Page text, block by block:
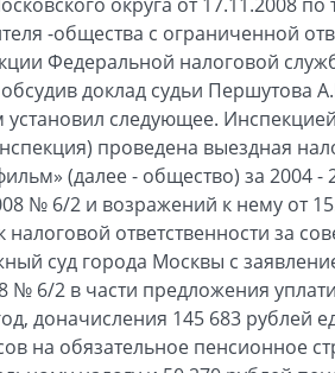
-общества с ограниченной
Федеральной налоговой
доклад судьи Першутова
следующее.
проведена выездная
(далее - общество) за 2004 -
№ 6/2 и возражений к нему от
ответственности за
суд города Москвы с
6/2 в части предложения
доначисления 145 683 рублей
на обязательное пенсионное